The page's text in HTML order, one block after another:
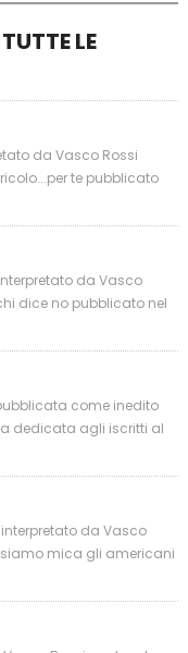
LE
da Vasco Rossi
te pubblicato
da Vasco
dice no pubblicato nel
come inedito
dedicata agli iscritti al
da Vasco
mica gli americani